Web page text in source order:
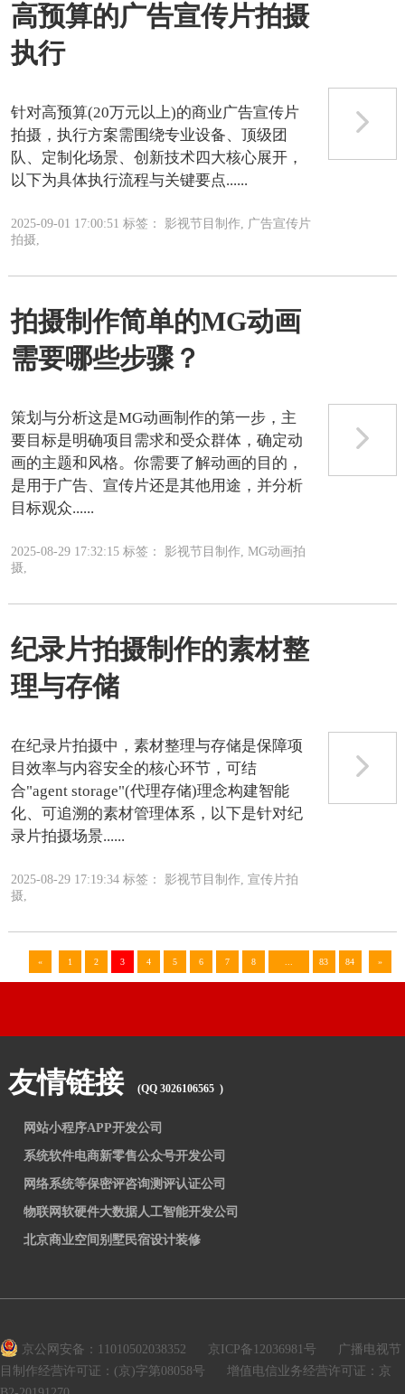
高预算的广告宣传片拍摄
执行
针对高预算(20万元以上)的商业广告宣传片
拍摄，执行方案需围绕‌专业设备、顶级团
队、定制化场景、创新技术‌四大核心展开，
以下为具体执行流程与关键要点......
2025-09-01 17:00:51 标签： 影视节目制作, 广告宣传片
拍摄,
拍摄制作简单的MG动画
需要哪些步骤？
策划与分析这是MG动画制作的第一步，主
要目标是明确项目需求和受众群体，确定动
画的主题和风格。你需要了解动画的目的，
是用于广告、宣传片还是其他用途，并分析
目标观众......
2025-08-29 17:32:15 标签： 影视节目制作, MG动画拍
摄,
纪录片拍摄制作的素材整
理与存储
在纪录片拍摄中，素材整理与存储是保障项
目效率与内容安全的核心环节，可结
合"agent storage"(代理存储)理念构建‌智能
化、可追溯的素材管理体系‌，以下是针对纪
录片拍摄场景......
2025-08-29 17:19:34 标签： 影视节目制作, 宣传片拍
摄,
« 1 2 3 4 5 6 7 8 83 84 »
友情链接(QQ 3026106565 )
网站小程序APP开发公司
系统软件电商新零售公众号开发公司
网络系统等保密评咨询测评认证公司
物联网软硬件大数据人工智能开发公司
北京商业空间别墅民宿设计装修
京公网安备：11010502038352 京ICP备12036981号
广播电视节
目制作经营许可证：(京)字第08058号
增值电信业务经营许可证：京